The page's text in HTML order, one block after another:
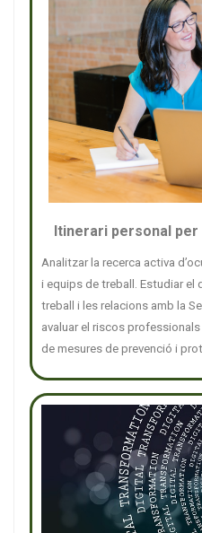
Itinerari personal per
Analitzar la recerca activa
i equips de treball. Estudiar
treball i les relacions amb la
avaluar el riscos
de mesures de prevenció i